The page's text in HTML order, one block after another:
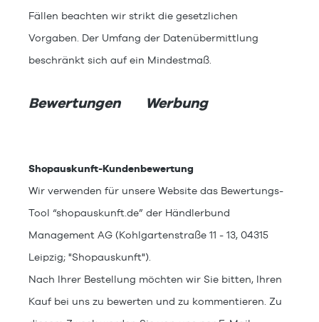
Fällen beachten wir strikt die gesetzlichen
Vorgaben. Der Umfang der Datenübermittlung
beschränkt sich auf ein Mindestmaß.
Bewertungen Werbung
Shopauskunft-Kundenbewertung
Wir verwenden für unsere Website das Bewertungs-
Tool “shopauskunft.de” der Händlerbund
Management AG (Kohlgartenstraße 11 - 13, 04315
Leipzig; "Shopauskunft").
Nach Ihrer Bestellung möchten wir Sie bitten, Ihren
Kauf bei uns zu bewerten und zu kommentieren. Zu